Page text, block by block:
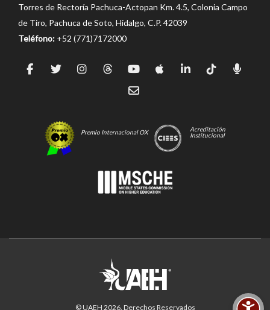
Torres de Rectoría Pachuca-Actopan Km. 4.5, Colonia Campo
de Tiro, Pachuca de Soto, Hidalgo, C.P. 42039
Teléfono: +52 (771)7172000
Premio Internacional OX
Acreditación
Institucional
© UAEH 2026. Derechos Reservados